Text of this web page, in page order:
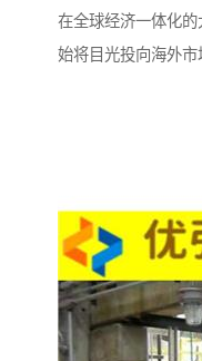
在全球经济一体化
始将目光投向海外市